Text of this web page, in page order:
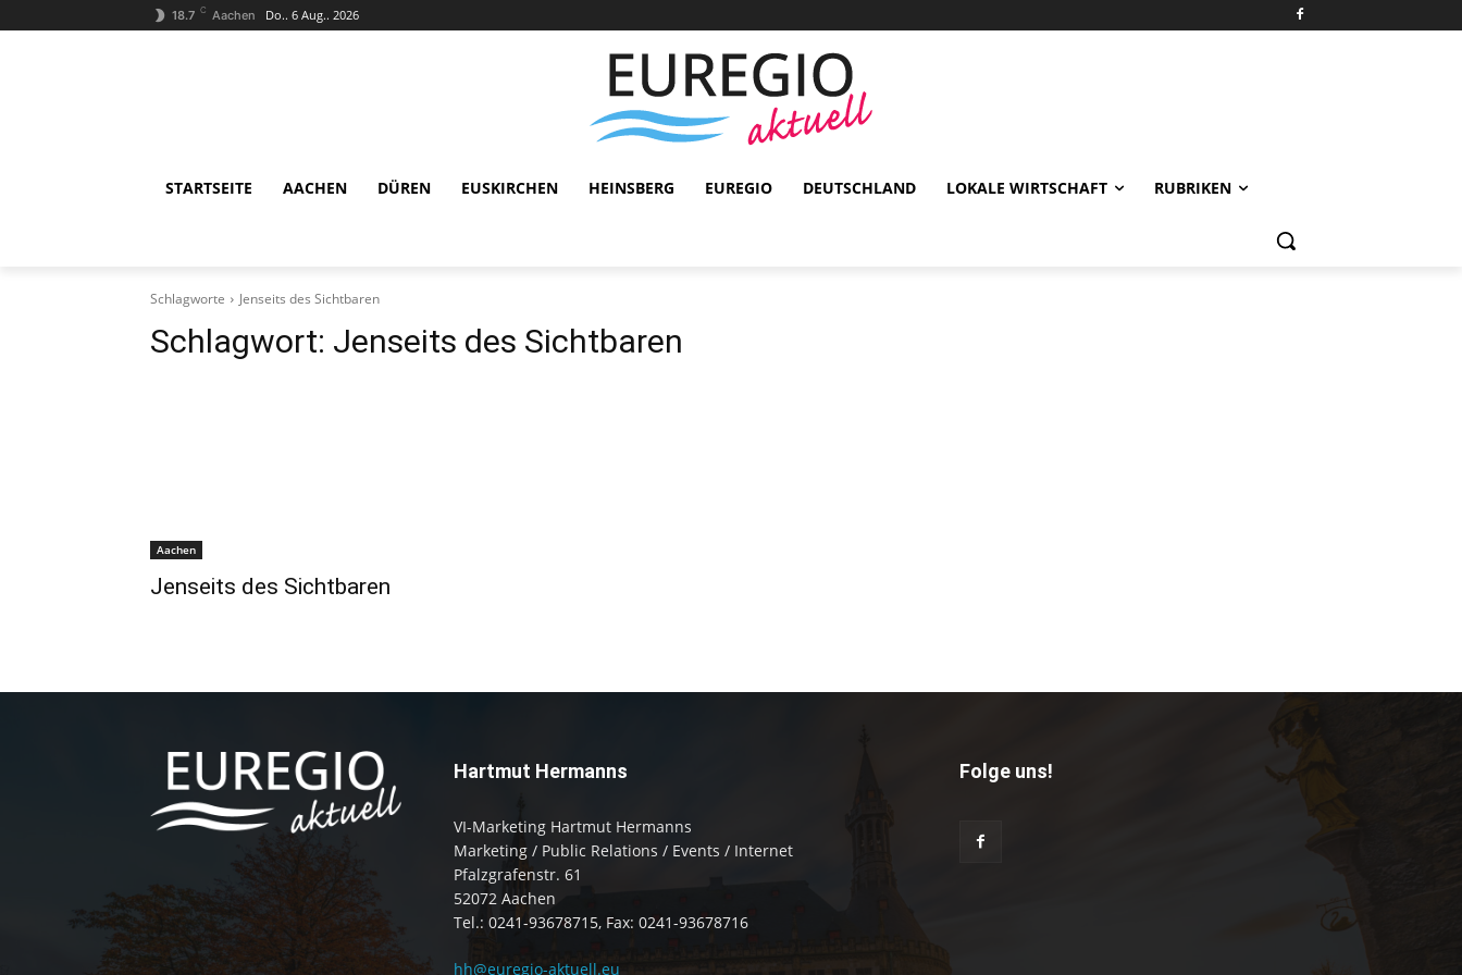
18.7 C Aachen Do.. 6 Aug.. 2026
STARTSEITE AACHEN DÜREN EUSKIRCHEN HEINSBERG EUREGIO DEUTSCHLAND LOKALE WIRTSCHAFT RUBRIKEN
Schlagworte Jenseits des Sichtbaren
Schlagwort: Jenseits des Sichtbaren
Aachen
Jenseits des Sichtbaren
Hartmut Hermanns
VI-Marketing Hartmut Hermanns
Marketing / Public Relations / Events / Internet
Pfalzgrafenstr. 61
52072 Aachen
Tel.: 0241-93678715, Fax: 0241-93678716
hh@euregio-aktuell.eu
Folge uns!